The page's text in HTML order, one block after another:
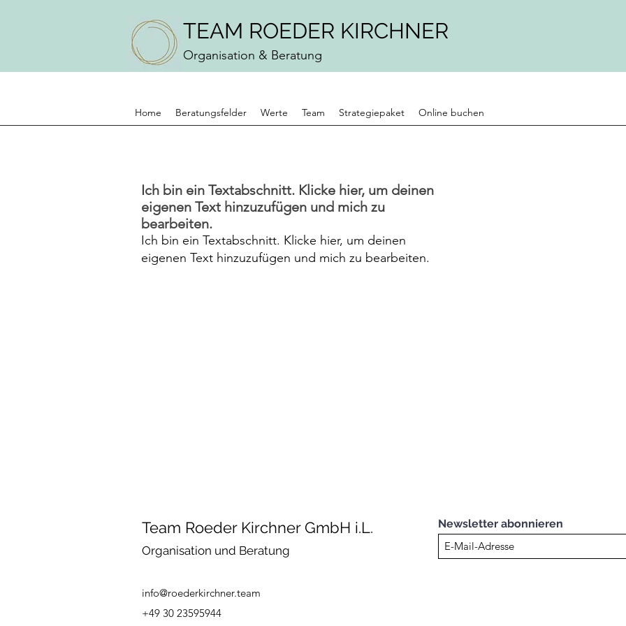
TEAM ROEDER KIRCHNER
Organisation & Beratung
Home Beratungsfelder Werte Team Strategiepaket Online buchen
Ich bin ein Textabschnitt. Klicke hier, um deinen
eigenen Text hinzuzufügen und mich zu
bearbeiten.
Ich bin ein Textabschnitt. Klicke hier, um deinen
eigenen Text hinzuzufügen und mich zu bearbeiten.
Team Roeder Kirchner GmbH i.L.
Organisation und Beratung
info@roederkirchner.team
+49 30 23595944
Newsletter abonnieren